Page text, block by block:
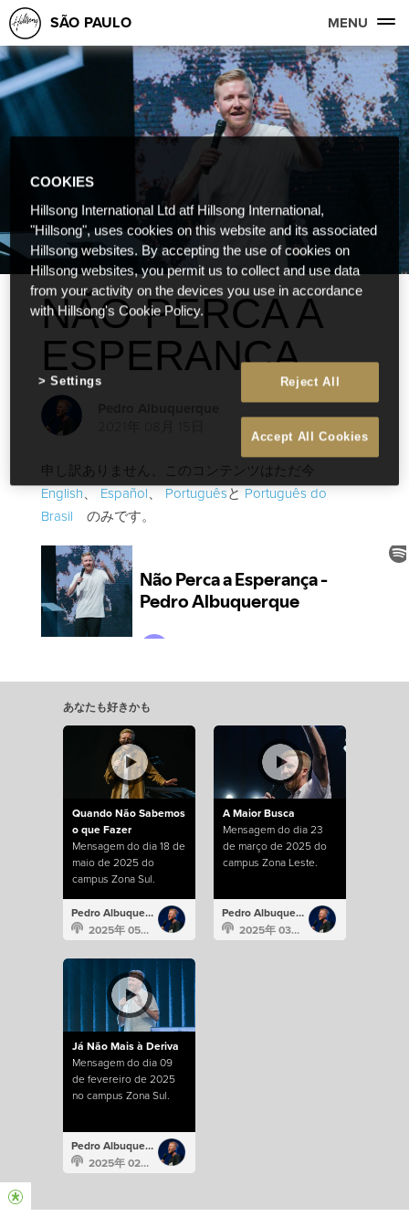
SÃO PAULO MENU
NÃO PERCA A
ESPERANÇA
申し訳ありません、このコンテンツはただ今
English、 Español、 Portuguêsと Português do
Brasil のみです。
あなたも好きかも
Quando Não Sabemos
o que Fazer
Mensagem do dia 18 de
maio de 2025 do
campus Zona Sul.
Pedro Albuquerque
2025年 05月 18日
A Maior Busca
Mensagem do dia 23
de março de 2025 do
campus Zona Leste.
Pedro Albuquerque
2025年 03月 23日
Já Não Mais à Deriva
Mensagem do dia 09
de fevereiro de 2025
no campus Zona Sul.
Pedro Albuquerque
2025年 02月 9日
COOKIES
Hillsong International Ltd atf Hillsong International,
"Hillsong", uses cookies on this website and its associated
Hillsong websites. By accepting the use of cookies on
Hillsong websites, you permit us to collect and use data
from your activity on the devices you use in accordance
with Hillsong's Cookie Policy.
Reject All
Accept All Cookies
Settings